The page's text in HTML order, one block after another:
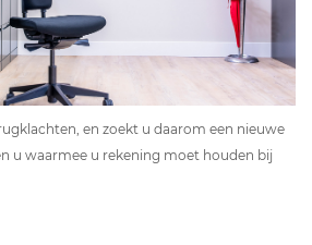
en zoekt u daarom een nieuwe
u waarmee u rekening moet houden bij